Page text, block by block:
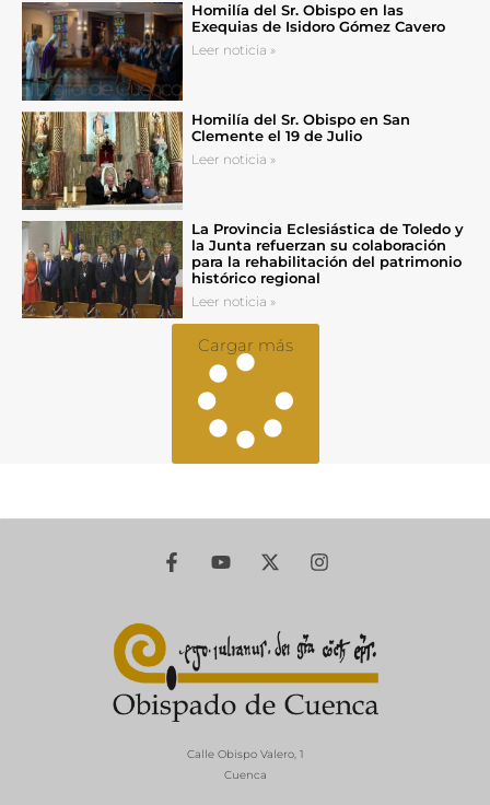
Homilía del Sr. Obispo en las
Exequias de Isidoro Gómez Cavero
Leer noticia »
Homilía del Sr. Obispo en San
Clemente el 19 de Julio
Leer noticia »
La Provincia Eclesiástica de Toledo y
la Junta refuerzan su colaboración
para la rehabilitación del patrimonio
histórico regional
Leer noticia »
Cargar más
Calle Obispo Valero, 1
Cuenca